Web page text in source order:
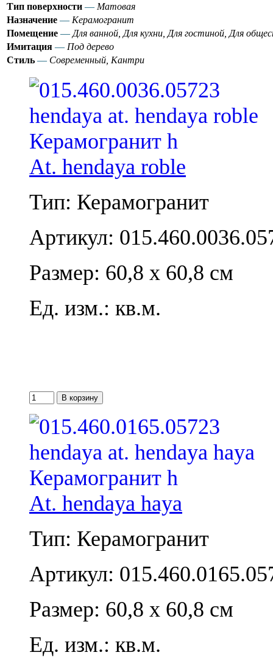
Тип поверхности — Матовая
Назначение — Керамогранит
Помещение — Для ванной, Для кухни, Для гостиной, Для
Имитация — Под дерево
Стиль — Современный, Кантри
At. hendaya roble
Тип: Керамогранит
Артикул:
Размер: 60,8 x 60,8 см
Ед. изм.: кв.м.
At. hendaya haya
Тип: Керамогранит
Артикул:
Размер: 60,8 x 60,8 см
Ед. изм.: кв.м.